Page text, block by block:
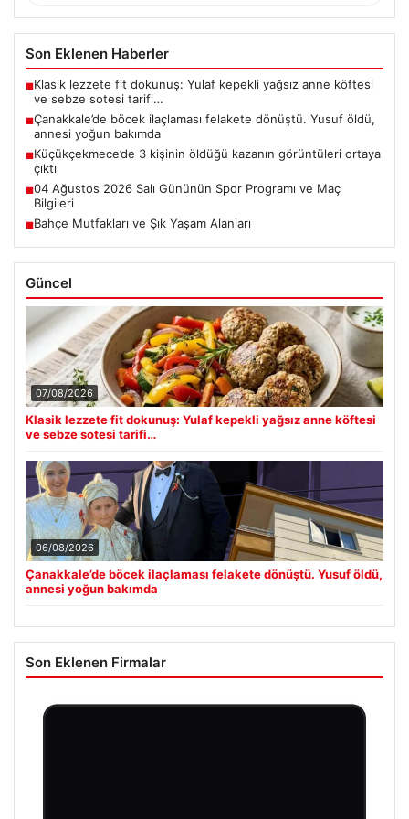
Son Eklenen Haberler
■Klasik lezzete fit dokunuş: Yulaf kepekli yağsız anne köftesi
ve sebze sotesi tarifi…
■Çanakkale’de böcek ilaçlaması felakete dönüştü. Yusuf öldü,
annesi yoğun bakımda
■Küçükçekmece’de 3 kişinin öldüğü kazanın görüntüleri ortaya
çıktı
■04 Ağustos 2026 Salı Gününün Spor Programı ve Maç
Bilgileri
■Bahçe Mutfakları ve Şık Yaşam Alanları
Güncel
07/08/2026
Klasik lezzete fit dokunuş: Yulaf kepekli yağsız anne köftesi
ve sebze sotesi tarifi…
06/08/2026
Çanakkale’de böcek ilaçlaması felakete dönüştü. Yusuf öldü,
annesi yoğun bakımda
Son Eklenen Firmalar